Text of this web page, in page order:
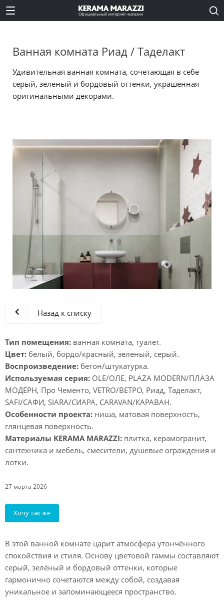
Официальный интернет-магазин
Ванная комната Риад / Таделакт
Удивительная ванная комната, сочетающая в себе
серый, зеленый и бордовый оттенки, украшенная
оригинальными декорами.
Назад к списку
Тип помещения: ванная комната, туалет.
Цвет: белый, бордо/красный, зеленый, серый.
Воспроизведение: бетон/штукатурка.
Используемая серия: OLE/ОЛЕ, PLAZA MODERN/ПЛАЗА
МОДЕРН, Про Чементо, VETRO/ВЕТРО, Риад, Таделакт,
SAFI/САФИ, SIARA/СИАРА, CARAVAN/КАРАВАН.
Особенности проекта: ниша, матовая поверхность,
глянцевая поверхность.
Материалы KERAMA MARAZZI: плитка, керамогранит,
сантехника и мебель, смесители, душевые ограждения и
лотки.
27 марта 2026
Хочу так же
В этой ванной комнате царит атмосфера утончённого
спокойствия и стиля. Основу цветовой гаммы составляют
серый, зелёный и бордовый оттенки, которые
гармонично сочетаются между собой, создавая
уникальное и запоминающееся пространство.